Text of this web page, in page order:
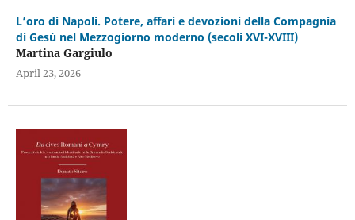
L’oro di Napoli. Potere, affari e devozioni della Compagnia
di Gesù nel Mezzogiorno moderno (secoli XVI-XVIII)
Martina Gargiulo
April 23, 2026